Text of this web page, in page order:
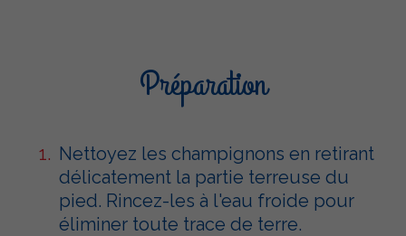
Préparation
Nettoyez les champignons en retirant
délicatement la partie terreuse du
pied. Rincez-les à l'eau froide pour
éliminer toute trace de terre.